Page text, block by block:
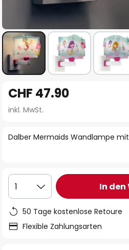
Anfang
der
springen
Dalber Mermaids Wandlampe
CHF 47.90
inkl. MwSt.
1 In
50 Tage kostenlose Retoure
Flexible Zahlungsarten